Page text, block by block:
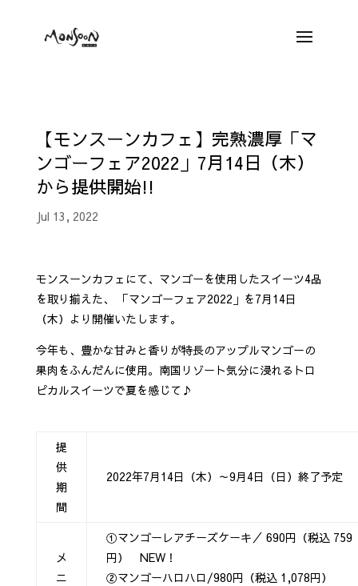
【モンスーンカフェ】完熟濃厚「マ
ンゴーフェア2022」7月14日（木）
から提供開始!!
Jul 13, 2022
モンスーンカフェにて、マンゴーを使用したスイーツ4品
を取り揃えた、 「マンゴーフェア2022」を7月14日
（木）より開催いたします。
今年も、豊かな甘みと香りが特長のアップルマンゴーの
果肉をふんだんに使用。南国リゾート気分に浸れるトロ
ピカルスイーツで夏を感じて♪
提
供
期
間
2022年7月14日（木）～9月4日（日）終了予定
メ
ニ
①マンゴーレアチーズケーキ／ 690円（税込 759
円） NEW！
②マンゴーハロハロ/980円（税込 1,078円）